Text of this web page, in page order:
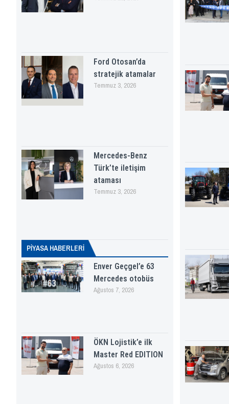
Ford Otosan’da
stratejik atamalar
Temmuz 3, 2026
Mercedes-Benz
Türk’te iletişim
ataması
Temmuz 3, 2026
PİYASA HABERLERI
Enver Geçgel’e 63
Mercedes otobüs
Ağustos 7, 2026
ÖKN Lojistik’e ilk
Master Red EDITION
Ağustos 6, 2026